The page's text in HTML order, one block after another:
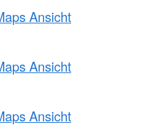
Ansicht
Ansicht
Ansicht